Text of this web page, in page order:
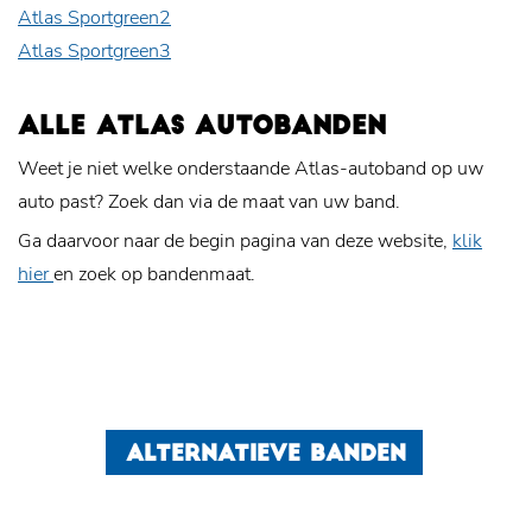
Atlas Sportgreen2
Atlas Sportgreen3
ALLE ATLAS AUTOBANDEN
Weet je niet welke onderstaande Atlas-autoband op uw
auto past? Zoek dan via de maat van uw band.
Ga daarvoor naar de begin pagina van deze website, klik
hieren zoek op bandenmaat.
ALTERNATIEVE BANDEN